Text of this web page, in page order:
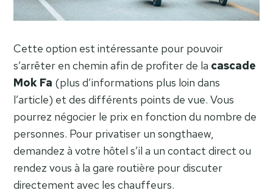
Cette option est intéressante pour pouvoir
s’arrêter en chemin afin de profiter de la cascade
Mok Fa (plus d’informations plus loin dans
l’article) et des différents points de vue. Vous
pourrez négocier le prix en fonction du nombre de
personnes. Pour privatiser un songthaew,
demandez à votre hôtel s’il a un contact direct ou
rendez vous à la gare routière pour discuter
directement avec les chauffeurs.